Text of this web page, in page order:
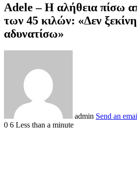
Adele – Η αλήθεια πίσω
των 45 κιλών: «Δεν
αδυνατίσω»
admin Send an
0 6 Less than a minute